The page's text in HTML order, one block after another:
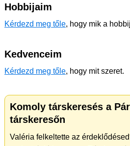
Hobbijaim
Kérdezd meg tőle, hogy mik a
Kedvenceim
Kérdezd meg tőle, hogy mit szeret.
Komoly társkeresés a
társkeresőn
Valéria felkeltette az